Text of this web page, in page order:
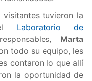
visitantes tuvieron la
el Laboratorio de
Marta
todo su equipo, les
contaron lo que allí
la oportunidad de